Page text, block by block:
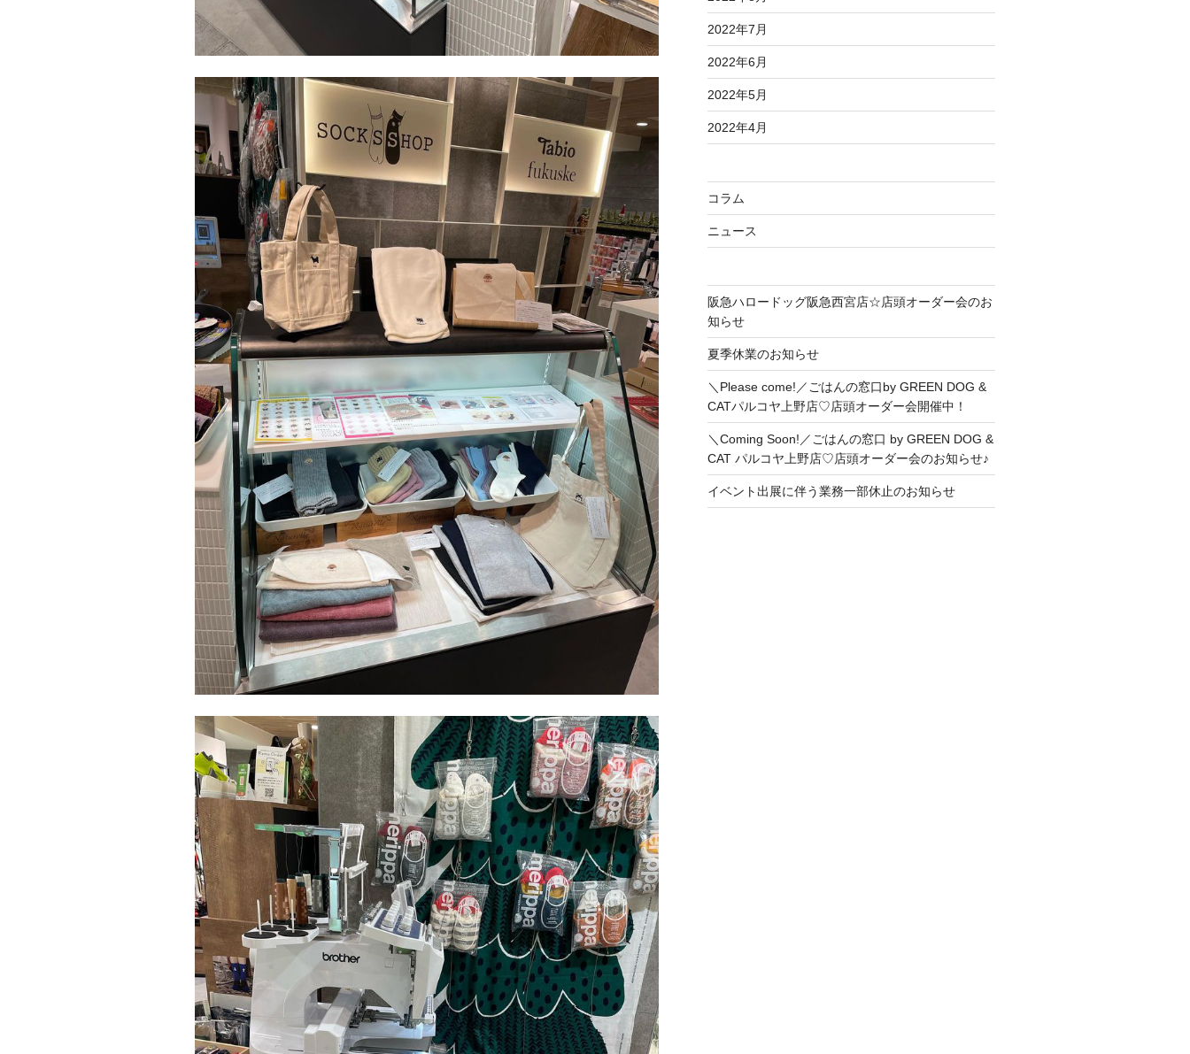
2022年7月
2022年6月
2022年5月
2022年4月
コラム
ニュース
阪急ハロードッグ阪急西宮店☆店頭オーダー会のお
知らせ
夏季休業のお知らせ
＼Please come!／ごはんの窓口by GREEN DOG &
CATパルコヤ上野店♡店頭オーダー会開催中！
＼Coming Soon!／ごはんの窓口 by GREEN DOG &
CAT パルコヤ上野店♡店頭オーダー会のお知らせ♪
イベント出展に伴う業務一部休止のお知らせ